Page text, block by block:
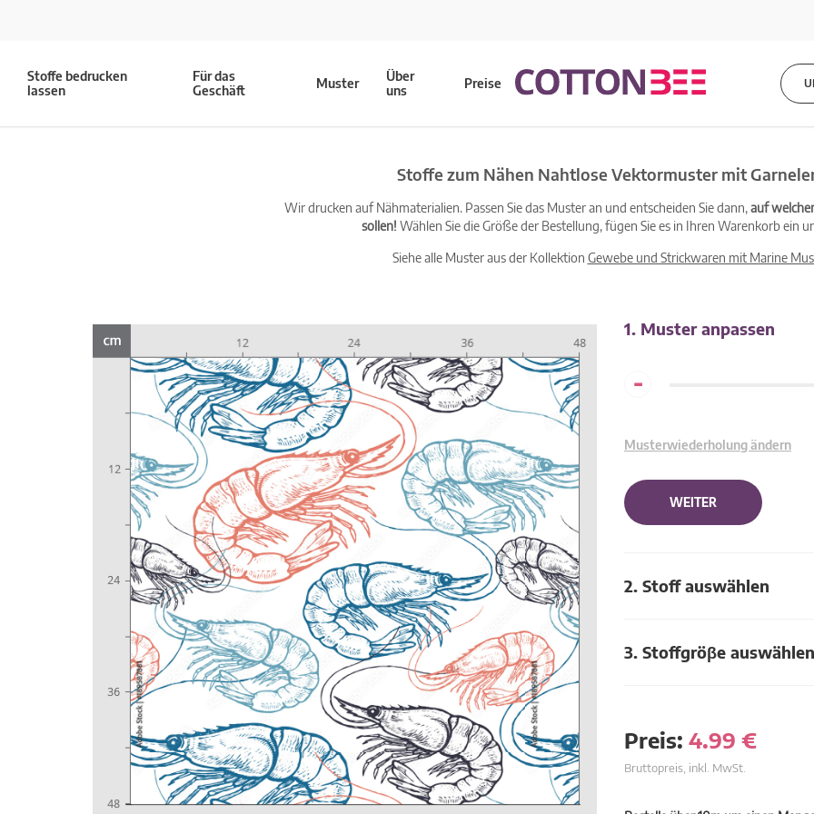
Stoffe bedrucken
lassen
Für das
Geschäft
Muster
Über
uns
Preise
Stoffe zum Nähen Nahtlose Vektormuster mit
Wir drucken auf Nähmaterialien. Passen Sie das Muster an und entscheiden Sie dann,auf
sollen! Wählen Sie die Größe der Bestellung, fügen Sie es in Ihren Warenkorb ein
Siehe alle Muster aus der Kollektion Gewebe und Strickwaren mit Marine
1. Muster anpassen
-
Musterwiederholung ändern
WEITER
2. Stoff auswählen
3. Stoffgröβe auswählen
Preis: 4.99 €
Bruttopreis, inkl. MwSt.